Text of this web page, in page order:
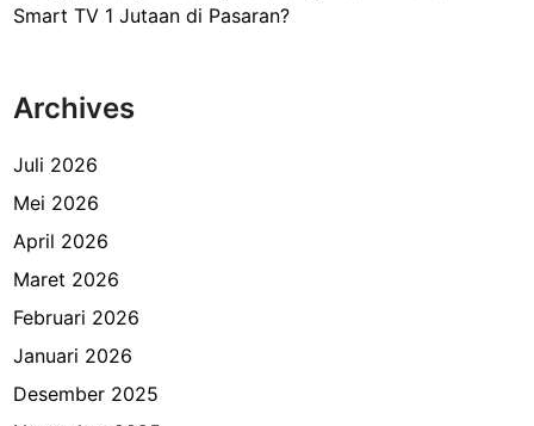
Smart TV 1 Jutaan di Pasaran?
Archives
Juli 2026
Mei 2026
April 2026
Maret 2026
Februari 2026
Januari 2026
Desember 2025